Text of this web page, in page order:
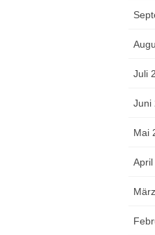
Juli
Juni
Mai